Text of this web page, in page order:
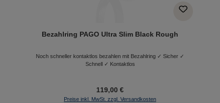
Bezahlring PAGO Ultra Slim Black Rough
Noch schneller kontaktlos bezahlen mit Bezahlring ✓ Sicher ✓
Schnell ✓ Kontaktlos
119,00 €
Preise inkl. MwSt. zzgl. Versandkosten